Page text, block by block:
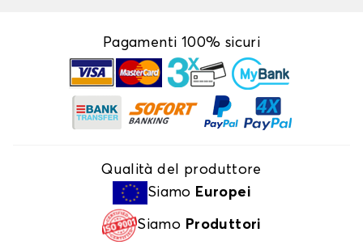
Pagamenti 100% sicuri
Qualità del produttore
Siamo Europei
Siamo Produttori